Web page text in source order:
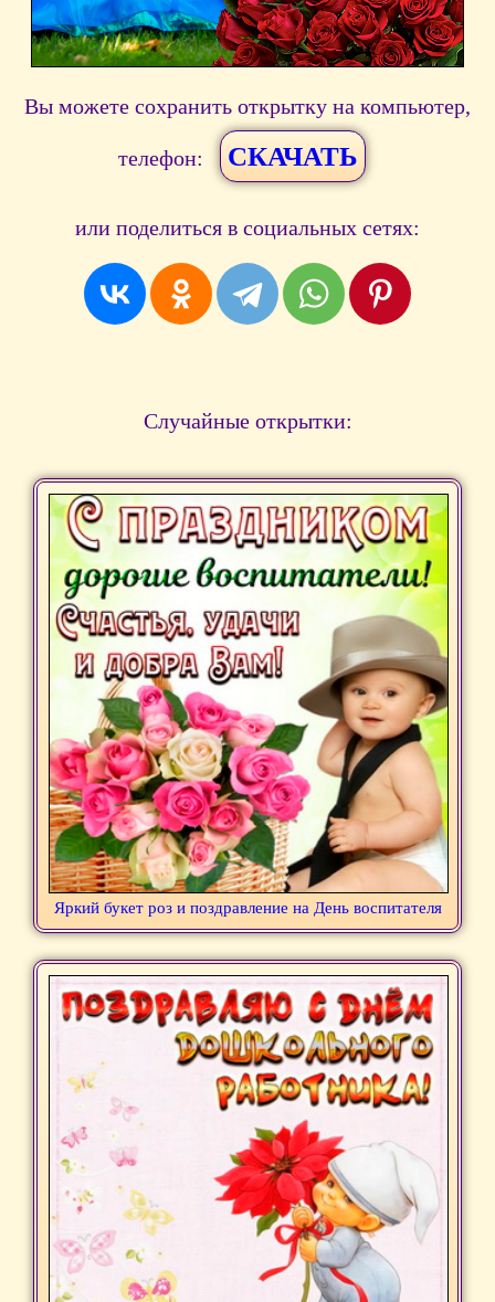
Вы можете сохранить открытку на компьютер,
телефон: СКАЧАТЬ
или поделиться в социальных сетях:
Случайные открытки:
Яркий букет роз и поздравление на День воспитателя